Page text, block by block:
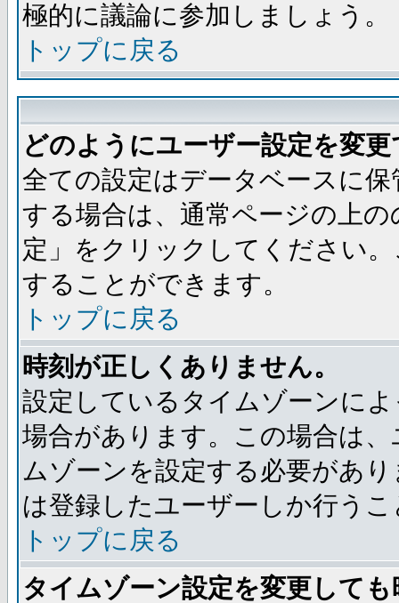
極的に議論に参加しましょう。
トップに戻る
どのようにユーザー設定を変
全ての設定はデータベースに
する場合は、通常ページの上
定」をクリックしてください
することができます。
トップに戻る
時刻が正しくありません。
設定しているタイムゾーンに
場合があります。この場合は
ムゾーンを設定する必要があ
は登録したユーザーしか行う
トップに戻る
タイムゾーン設定を変更して